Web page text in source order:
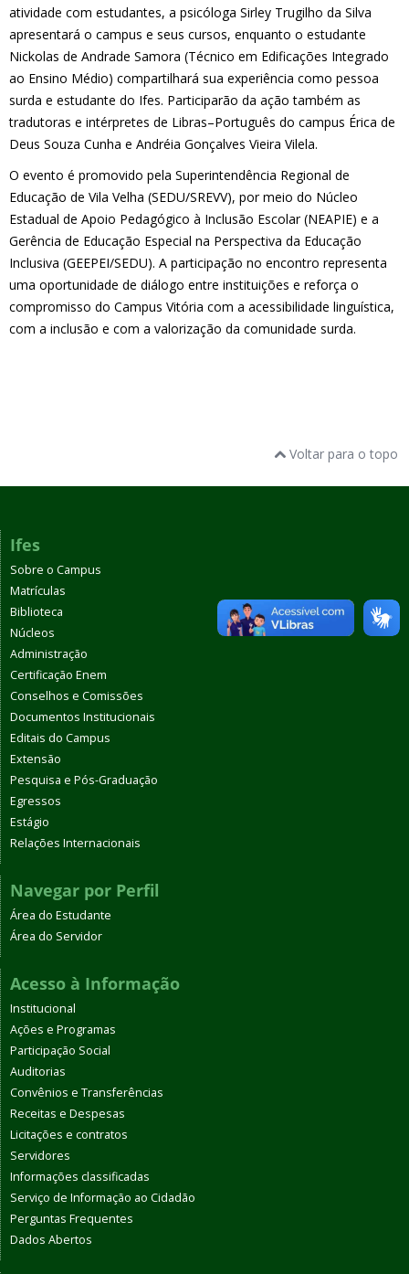
atividade com estudantes, a psicóloga Sirley Trugilho da Silva
apresentará o campus e seus cursos, enquanto o estudante
Nickolas de Andrade Samora (Técnico em Edificações Integrado
ao Ensino Médio) compartilhará sua experiência como pessoa
surda e estudante do Ifes. Participarão da ação também as
tradutoras e intérpretes de Libras–Português do campus Érica de
Deus Souza Cunha e Andréia Gonçalves Vieira Vilela.
O evento é promovido pela Superintendência Regional de
Educação de Vila Velha (SEDU/SREVV), por meio do Núcleo
Estadual de Apoio Pedagógico à Inclusão Escolar (NEAPIE) e a
Gerência de Educação Especial na Perspectiva da Educação
Inclusiva (GEEPEI/SEDU). A participação no encontro representa
uma oportunidade de diálogo entre instituições e reforça o
compromisso do Campus Vitória com a acessibilidade linguística,
com a inclusão e com a valorização da comunidade surda.
Voltar para o topo
Ifes
Sobre o Campus
Matrículas
Biblioteca
Núcleos
Administração
Certificação Enem
Conselhos e Comissões
Documentos Institucionais
Editais do Campus
Extensão
Pesquisa e Pós-Graduação
Egressos
Estágio
Relações Internacionais
Navegar por Perfil
Área do Estudante
Área do Servidor
Acesso à Informação
Institucional
Ações e Programas
Participação Social
Auditorias
Convênios e Transferências
Receitas e Despesas
Licitações e contratos
Servidores
Informações classificadas
Serviço de Informação ao Cidadão
Perguntas Frequentes
Dados Abertos